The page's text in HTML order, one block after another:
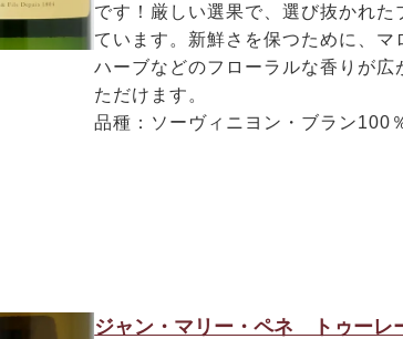
です！厳しい選果で、選び抜かれ
ています。新鮮さを保つために、マ
ハーブなどのフローラルな香りが広
ただけます。
品種：ソーヴィニヨン・ブラン100
ジャン・マリー・ペネ トゥー